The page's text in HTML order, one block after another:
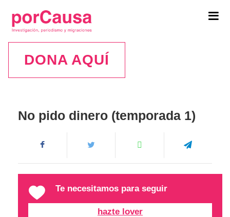
DONA AQUÍ
No pido dinero (temporada 1)
Te necesitamos para seguir
hazte lover